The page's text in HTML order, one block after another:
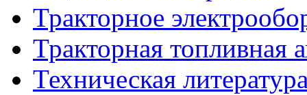
Тракторное
Тракторная топливная
Техническая